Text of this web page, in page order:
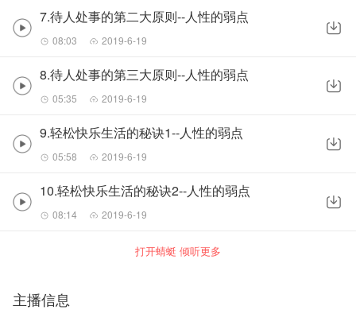
7.待人处事的第二大原则--人性的弱点
08:03 2019-6-19
8.待人处事的第三大原则--人性的弱点
05:35 2019-6-19
9.轻松快乐生活的秘诀1--人性的弱点
05:58 2019-6-19
10.轻松快乐生活的秘诀2--人性的弱点
08:14 2019-6-19
打开蜻蜓 倾听更多
主播信息